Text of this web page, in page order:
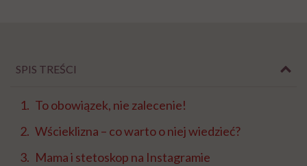
SPIS TREŚCI
To obowiązek, nie zalecenie!
Wścieklizna – co warto o niej wiedzieć?
Mama i stetoskop na Instagramie